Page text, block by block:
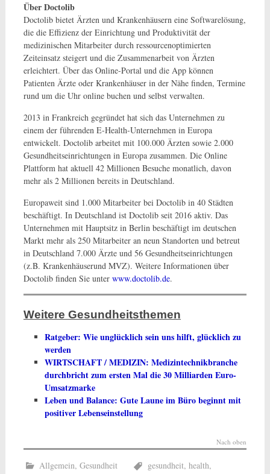
Über Doctolib
Doctolib bietet Ärzten und Krankenhäusern eine Softwarelösung,
die die Effizienz der Einrichtung und Produktivität der
medizinischen Mitarbeiter durch ressourcenoptimierten
Zeiteinsatz steigert und die Zusammenarbeit von Ärzten
erleichtert. Über das Online-Portal und die App können
Patienten Ärzte oder Krankenhäuser in der Nähe finden, Termine
rund um die Uhr online buchen und selbst verwalten.
2013 in Frankreich gegründet hat sich das Unternehmen zu
einem der führenden E-Health-Unternehmen in Europa
entwickelt. Doctolib arbeitet mit 100.000 Ärzten sowie 2.000
Gesundheitseinrichtungen in Europa zusammen. Die Online
Plattform hat aktuell 42 Millionen Besuche monatlich, davon
mehr als 2 Millionen bereits in Deutschland.
Europaweit sind 1.000 Mitarbeiter bei Doctolib in 40 Städten
beschäftigt. In Deutschland ist Doctolib seit 2016 aktiv. Das
Unternehmen mit Hauptsitz in Berlin beschäftigt im deutschen
Markt mehr als 250 Mitarbeiter an neun Standorten und betreut
in Deutschland 7.000 Ärzte und 56 Gesundheitseinrichtungen
(z.B. Krankenhäuserund MVZ). Weitere Informationen über
Doctolib finden Sie unter www.doctolib.de.
Weitere Gesundheitsthemen
Ratgeber: Wie unglücklich sein uns hilft, glücklich zu
werden
WIRTSCHAFT / MEDIZIN: Medizintechnikbranche
durchbricht zum ersten Mal die 30 Milliarden Euro-
Umsatzmarke
Leben und Balance: Gute Laune im Büro beginnt mit
positiver Lebenseinstellung
Nach oben
Allgemein, Gesundheit gesundheit, health,